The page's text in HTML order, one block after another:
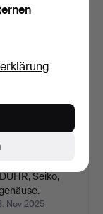
Seiko,
Nov 2025